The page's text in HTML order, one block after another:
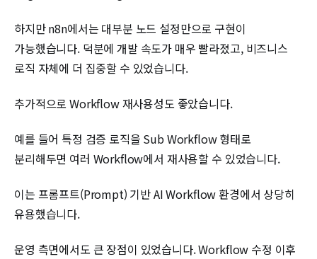
하지만 n8n에서는 대부분 노드 설정만으로 구현이
가능했습니다. 덕분에 개발 속도가 매우 빨라졌고, 비즈니스
로직 자체에 더 집중할 수 있었습니다.
추가적으로 Workflow 재사용성도 좋았습니다.
예를 들어 특정 검증 로직을 Sub Workflow 형태로
분리해두면 여러 Workflow에서 재사용할 수 있었습니다.
이는 프롬프트(Prompt) 기반 AI Workflow 환경에서 상당히
유용했습니다.
운영 측면에서도 큰 장점이 있었습니다. Workflow 수정 이후